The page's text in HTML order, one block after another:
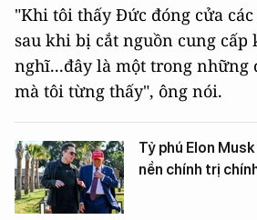
"Khi tôi thấy Đức đóng cửa
sau khi bị cắt nguồn cung cấp
nghĩ...đây là một trong những
mà tôi từng thấy", ông nói.
Tỷ phú Elon
nền chính trị